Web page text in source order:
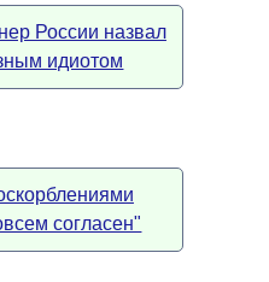
России назвал
идиотом
согласен"